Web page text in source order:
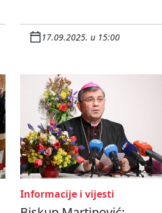
17.09.2025. u 15:00
Informacije i vijesti